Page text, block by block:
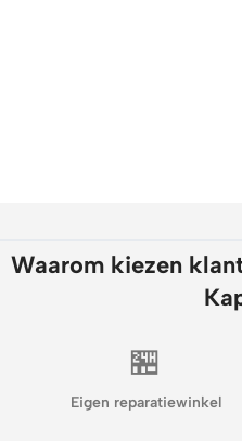
Waarom kiezen
🏪
Eigen reparatiewinkel